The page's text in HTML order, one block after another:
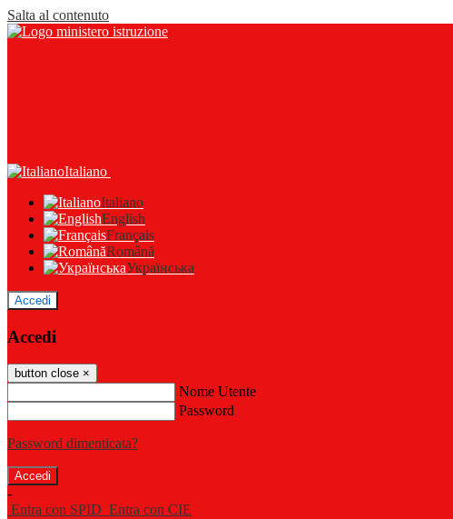
Salta al contenuto
Italiano
Italiano
English
Français
Română
Українська
Accedi
Accedi
button close ×
Nome Utente
Password
Password dimenticata?
-
Entra con SPID Entra con CIE